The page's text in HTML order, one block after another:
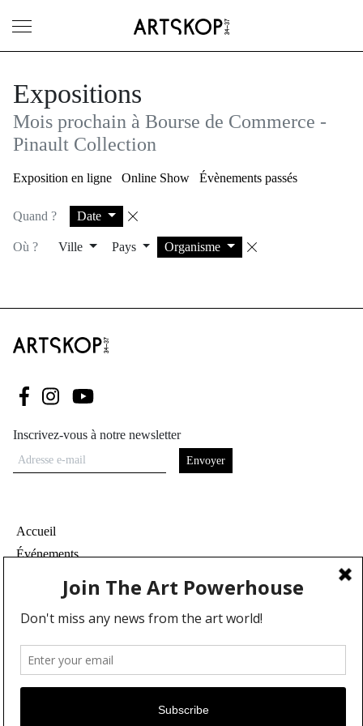
Ouvrir le menu
Expositions
Mois prochain à Bourse de Commerce -
Pinault Collection
Exposition en ligne Online Show Évènements passés
Quand ? Date Supprimer le filtre
Où ? Ville Pays Organisme Supprimer le
Suivez-nous sur Facebook
Suivez-nous sur Instagram
Suivez-nous sur Youtube
Inscrivez-vous à notre newsletter
Adresse e-mail
Accueil
Événements
Partenaires
Contact
Conditions générales
Confidentialité et cookies
Communiquer votre événement